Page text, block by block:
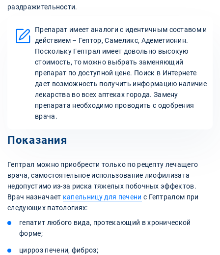
раздражительности.
Препарат имеет аналоги с идентичным составом и
действием – Гептор, Самеликс, Адеметионин.
Поскольку Гептрал имеет довольно высокую
стоимость, то можно выбрать заменяющий
препарат по доступной цене. Поиск в Интернете
дает возможность получить информацию наличие
лекарства во всех аптеках города. Замену
препарата необходимо проводить с одобрения
врача.
Показания
Гептрал можно приобрести только по рецепту лечащего
врача, самостоятельное использование лиофилизата
недопустимо из-за риска тяжелых побочных эффектов.
Врач назначает капельницу для печени с Гептралом при
следующих патологиях:
гепатит любого вида, протекающий в хронической
форме;
цирроз печени, фиброз;